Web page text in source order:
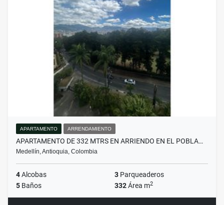
APARTAMENTO ARRENDAMIENTO
APARTAMENTO DE 332 MTRS EN ARRIENDO EN EL POBLA…
Medellín, Antioquia, Colombia
4Alcobas 3 Parqueaderos
5 Baños 332Área m2